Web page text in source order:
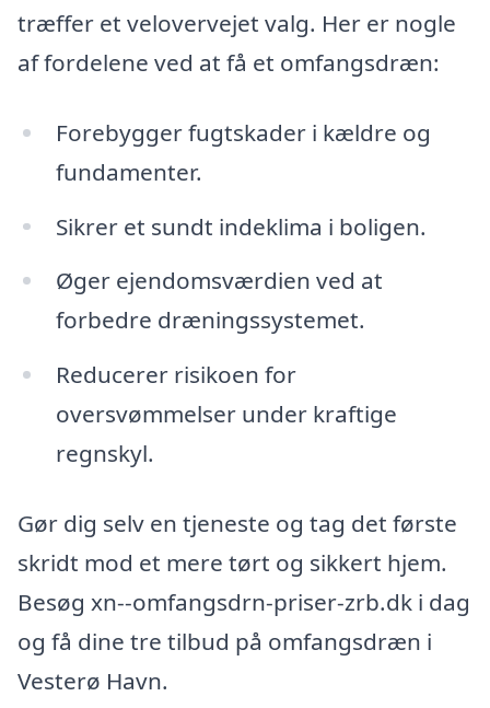
træffer et velovervejet valg. Her er nogle
af fordelene ved at få et omfangsdræn:
Forebygger fugtskader i kældre og
fundamenter.
Sikrer et sundt indeklima i boligen.
Øger ejendomsværdien ved at
forbedre dræningssystemet.
Reducerer risikoen for
oversvømmelser under kraftige
regnskyl.
Gør dig selv en tjeneste og tag det første
skridt mod et mere tørt og sikkert hjem.
Besøg xn--omfangsdrn-priser-zrb.dk i dag
og få dine tre tilbud på omfangsdræn i
Vesterø Havn.